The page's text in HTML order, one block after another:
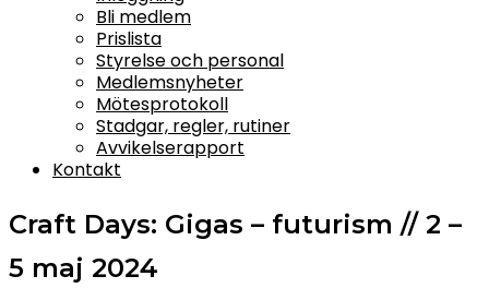
Bli medlem
Prislista
Styrelse och personal
Medlemsnyheter
Mötesprotokoll
Stadgar, regler, rutiner
Avvikelserapport
Kontakt
Craft Days: Gigas – futurism // 2 –
5 maj 2024